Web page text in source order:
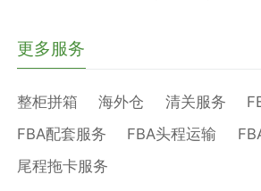
更多服务
整柜拼箱 海外仓 清关服务
FBA配套服务
FBA头程运输
尾程拖卡服务